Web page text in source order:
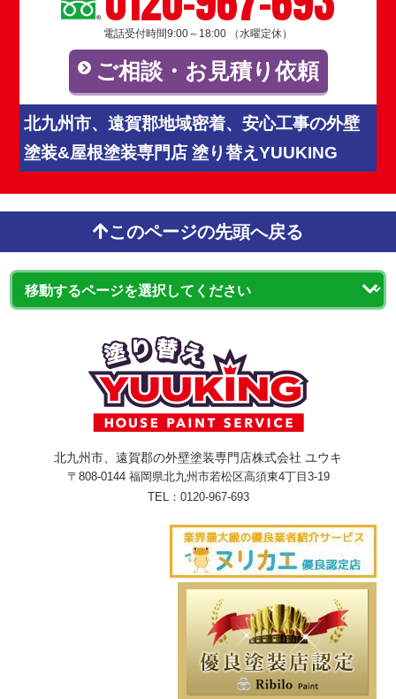
電話受付時間9:00～18:00 （水曜定休）
ご相談・お見積り依頼
北九州市、遠賀郡地域密着、安心工事の外壁
塗装&屋根塗装専門店 塗り替えYUUKING
このページの先頭へ戻る
北九州市、遠賀郡の外壁塗装専門店株式会社 ユウキ
〒808-0144 福岡県北九州市若松区高須東4丁目3-19
TEL： 0120-967-693